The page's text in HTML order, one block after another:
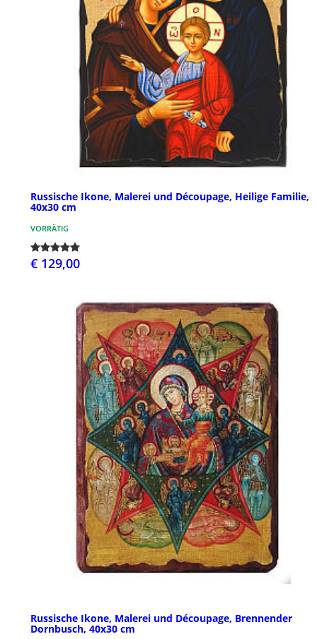
Russische Ikone, Malerei und Découpage, Heilige Familie,
40x30 cm
VORRÄTIG
€ 129,00
Russische Ikone, Malerei und Découpage, Brennender
Dornbusch, 40x30 cm